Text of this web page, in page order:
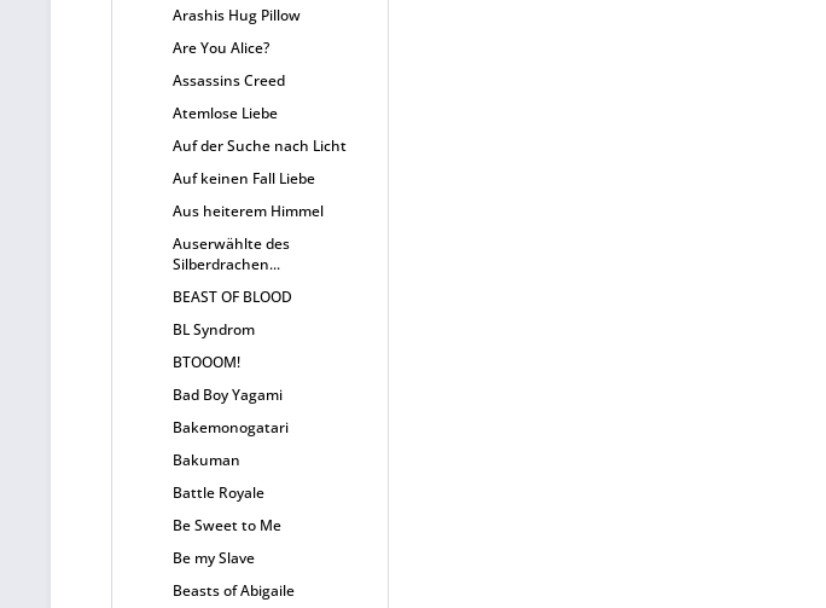
Arashis Hug Pillow
Are You Alice?
Assassins Creed
Atemlose Liebe
Auf der Suche nach Licht
Auf keinen Fall Liebe
Aus heiterem Himmel
Auserwählte des
Silberdrachen...
BEAST OF BLOOD
BL Syndrom
BTOOOM!
Bad Boy Yagami
Bakemonogatari
Bakuman
Battle Royale
Be Sweet to Me
Be my Slave
Beasts of Abigaile